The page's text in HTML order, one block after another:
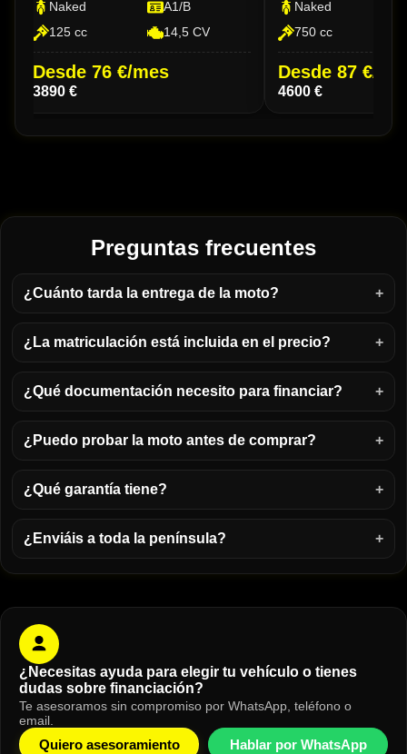
Naked
A1/B
125 cc
14,5 CV
Desde 76 €/mes
3890 €
Naked
750 cc
Desde 87 €/
4600 €
Preguntas frecuentes
¿Cuánto tarda la entrega de la moto?
¿La matriculación está incluida en el precio?
¿Qué documentación necesito para financiar?
¿Puedo probar la moto antes de comprar?
¿Qué garantía tiene?
¿Enviáis a toda la península?
¿Necesitas ayuda para elegir tu vehículo o tienes
dudas sobre financiación?
Te asesoramos sin compromiso por WhatsApp, teléfono o
email.
Quiero asesoramiento Hablar por WhatsApp